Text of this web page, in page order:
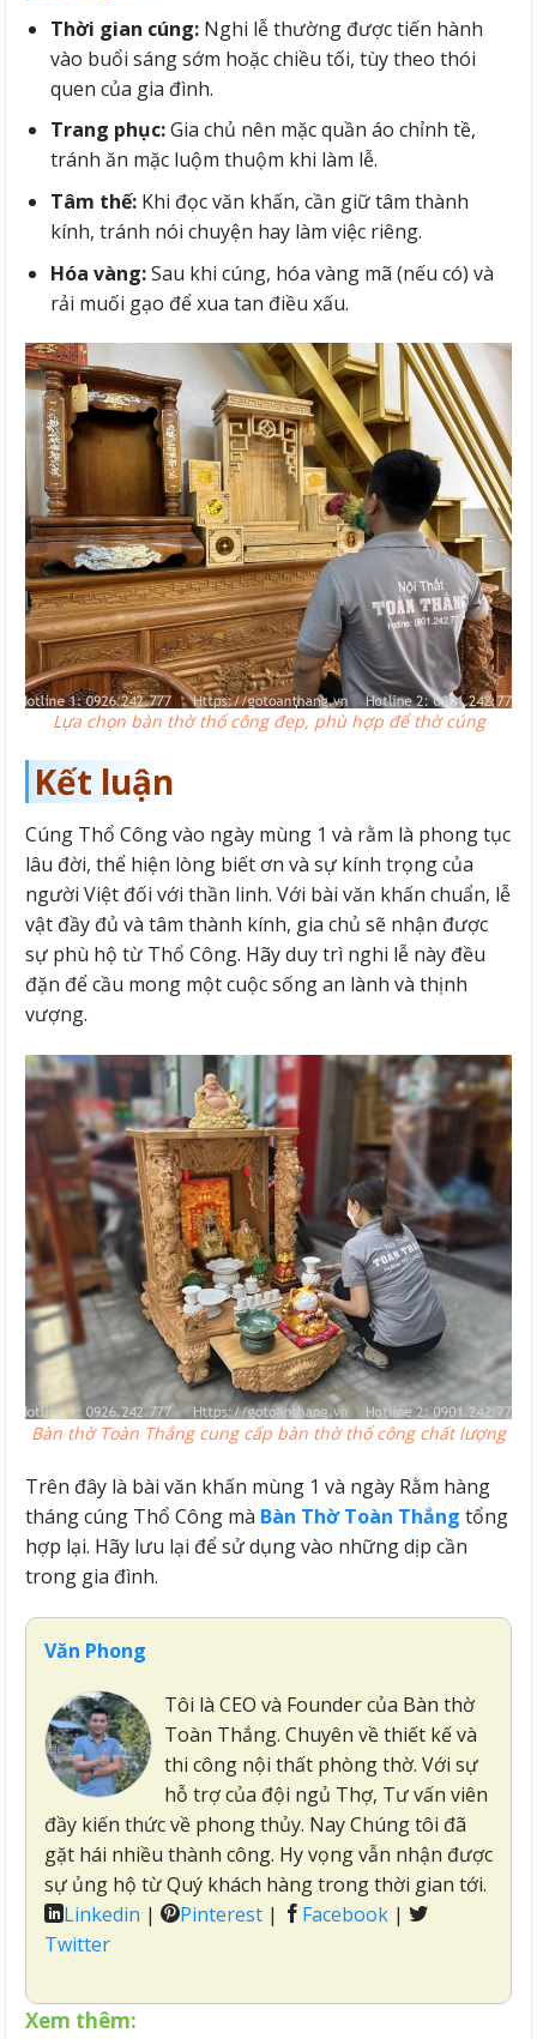
Thời gian cúng:Nghi lễ thường được tiến hành
vào buổi sáng sớm hoặc chiều tối, tùy theo thói
quen của gia đình.
Trang phục:Gia chủ nên mặc quần áo chỉnh tề,
tránh ăn mặc luộm thuộm khi làm lễ.
Tâm thế:Khi đọc văn khấn, cần giữ tâm thành
kính, tránh nói chuyện hay làm việc riêng.
Hóa vàng:Sau khi cúng, hóa vàng mã (nếu có) và
rải muối gạo để xua tan điều xấu.
Lựa chọn bàn thờ thổ công đẹp, phù hợp để thờ cúng
Kết luận
Cúng Thổ Công vào ngày mùng 1 và rằm là phong tục
lâu đời, thể hiện lòng biết ơn và sự kính trọng của
người Việt đối với thần linh. Với bài văn khấn chuẩn, lễ
vật đầy đủ và tâm thành kính, gia chủ sẽ nhận được
sự phù hộ từ Thổ Công. Hãy duy trì nghi lễ này đều
đặn để cầu mong một cuộc sống an lành và thịnh
vượng.
Bàn thờ Toàn Thắng cung cấp bàn thờ thổ công chất lượng
Trên đây là bài văn khấn mùng 1 và ngày Rằm hàng
tháng cúng Thổ Công mà Bàn Thờ Toàn Thắng tổng
hợp lại. Hãy lưu lại để sử dụng vào những dịp cần
trong gia đình.
Văn Phong
Tôi là CEO và Founder của Bàn thờ
Toàn Thắng. Chuyên về thiết kế và
thi công nội thất phòng thờ. Với sự
hỗ trợ của đội ngủ Thợ, Tư vấn viên
đầy kiến thức về phong thủy. Nay Chúng tôi đã
gặt hái nhiều thành công. Hy vọng vẫn nhận được
sự ủng hộ từ Quý khách hàng trong thời gian tới.
Linkedin | Pinterest | Facebook |
Twitter
Xem thêm: